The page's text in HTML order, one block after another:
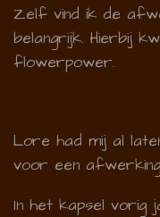
Zelf vind ik de
belangrijk. Hierbij
flowerpower.
Lore had mij al
voor een
In het kapsel